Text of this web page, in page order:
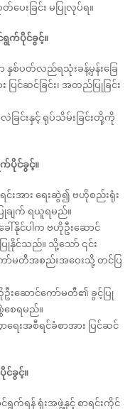
ေးခြင်း မပြုလုပ်ရ။
က်ပိုင်ခွင့်။
စ်ပတ်လည်ရသုံးခန့်မှန်းခြေ
ြင်ဆင်ခြင်း၊ အတည်ပြုခြင်း
လဲခြင်းနှင့် ရုပ်သိမ်းခြင်းတို့ကို
ပိုင်ခွင့်။
င်းအား ရေးဆွဲ၍ ဗဟိုစည်းရုံး
ချက် ရယူရမည်။
ါ်နိုင်ပါက ဗဟိုဦးဆောင်
နိုင်သည်။ သို့သော် ၎င်း
ာ်မတီအစည်းအဝေးသို့ တင်ပြ
ဦးဆောင်ကော်မတီ၏ ခွင့်ပြု
စေရမည်။
ေးအစီရင်ခံစာအား ပြင်ဆင်
ခွင့်။
ရွက်ရန် ရုံးအဖွဲ့နှင့် စာရင်းကိုင်